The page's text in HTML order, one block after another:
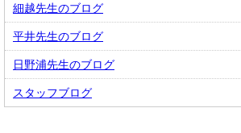
細越先生のブログ
平井先生のブログ
日野浦先生のブログ
スタッフブログ